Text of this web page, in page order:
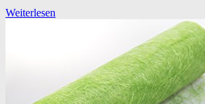
Weiterlesen